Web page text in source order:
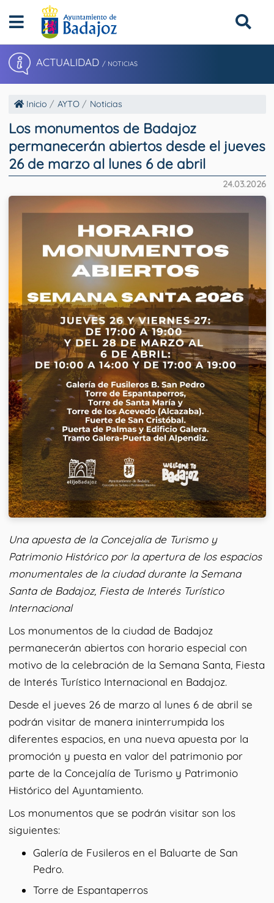
ACTUALIDAD / NOTICIAS
Inicio AYTO Noticias
Los monumentos de Badajoz
permanecerán abiertos desde el jueves
26 de marzo al lunes 6 de abril
24.03.2026
Una apuesta de la Concejalía de Turismo y
Patrimonio Histórico por la apertura de los espacios
monumentales de la ciudad durante la Semana
Santa de Badajoz, Fiesta de Interés Turístico
Internacional
Los monumentos de la ciudad de Badajoz
permanecerán abiertos con horario especial con
motivo de la celebración de la Semana Santa, Fiesta
de Interés Turístico Internacional en Badajoz.
Desde el jueves 26 de marzo al lunes 6 de abril se
podrán visitar de manera ininterrumpida los
diferentes espacios, en una nueva apuesta por la
promoción y puesta en valor del patrimonio por
parte de la Concejalía de Turismo y Patrimonio
Histórico del Ayuntamiento.
Los monumentos que se podrán visitar son los
siguientes:
Galería de Fusileros en el Baluarte de San
Pedro.
Torre de Espantaperros